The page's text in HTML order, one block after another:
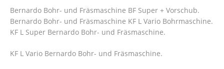
Bernardo Bohr- und Fräsmaschine BF Super + Vorschub.
Bernardo Bohr- und Fräsmaschine KF L Vario Bohrmaschine.
KF L Super Bernardo Bohr- und Fräsmaschine.
KF L Vario Bernardo Bohr- und Fräsmaschine.